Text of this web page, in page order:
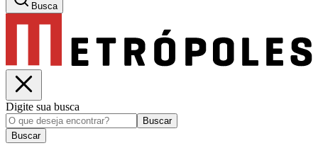
Busca
Digite sua busca
Buscar
Buscar